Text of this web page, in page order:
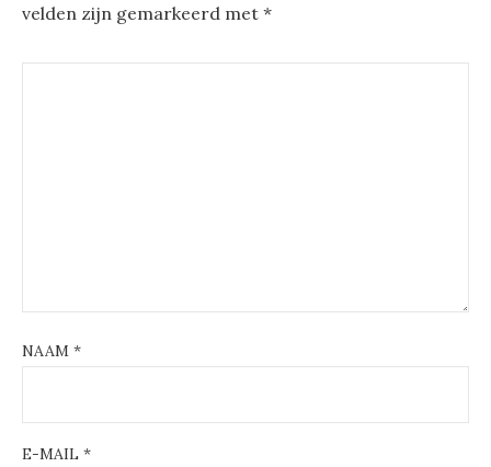
velden zijn gemarkeerd met *
NAAM *
E-MAIL *